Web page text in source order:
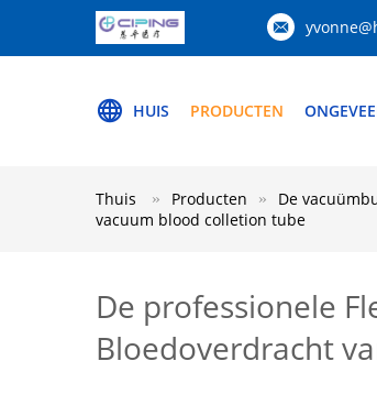
HUIS PRODUCTEN
Thuis Producten De
vacuum blood colletion tube
De professionele
Bloedoverdracht